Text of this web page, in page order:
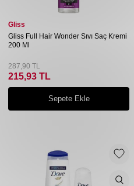
Gliss
Gliss Full Hair Wonder Sıvı Saç Kremi
200 Ml
287,90 TL
215,93 TL
Sepete Ekle